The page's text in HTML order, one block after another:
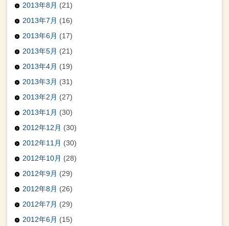
2013年8月 (21)
2013年7月 (16)
2013年6月 (17)
2013年5月 (21)
2013年4月 (19)
2013年3月 (31)
2013年2月 (27)
2013年1月 (30)
2012年12月 (30)
2012年11月 (30)
2012年10月 (28)
2012年9月 (29)
2012年8月 (26)
2012年7月 (29)
2012年6月 (15)